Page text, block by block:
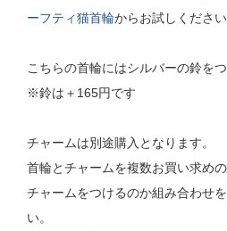
ーフティ猫首輪からお試しください
こちらの首輪にはシルバーの鈴を
※鈴は＋165円です
チャームは別途購入となります。
首輪とチャームを複数お買い求め
チャームをつけるのか組み合わせ
い。